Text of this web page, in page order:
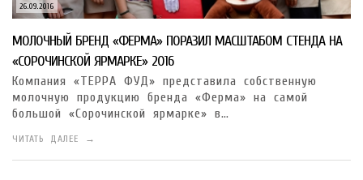
26.09.2016
МОЛОЧНЫЙ БРЕНД «ФЕРМА» ПОРАЗИЛ МАСШТАБОМ СТЕНДА НА
«СОРОЧИНСКОЙ ЯРМАРКЕ» 2016
Компания «ТЕРРА ФУД» представила собственную
молочную продукцию бренда «Ферма» на самой
большой «Сорочинской ярмарке» в…
ЧИТАТЬ ДАЛЕЕ →